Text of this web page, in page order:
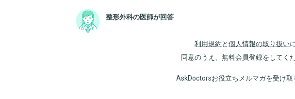
整形外科の医師が回答
利用規約と個人情報の取り扱い
同意のうえ、無料会員登録をしてく
AskDoctorsお役立ちメルマガを受け取